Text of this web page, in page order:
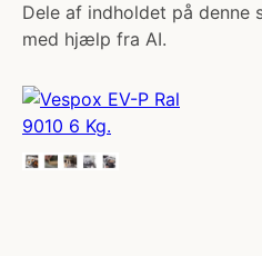
Dele af indholdet på denne
med hjælp fra AI.